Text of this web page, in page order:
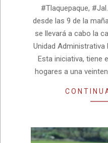
#Tlaquepaque,
desde las 9 de la
se llevará a cabo la
Unidad Administrativa
Esta iniciativa, tiene
hogares a una